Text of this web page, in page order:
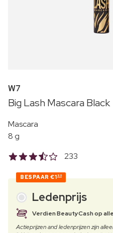
W7
Big Lash Mascara Black
Mascara
8 g
233
BESPAAR €1 90
Ledenprijs
Verdien BeautyCash op
Actieprijzen and ledenprijzen zijn